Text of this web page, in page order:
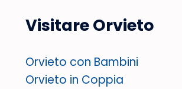
Visitare Orvieto
Orvieto con Bambini
Orvieto in Coppia